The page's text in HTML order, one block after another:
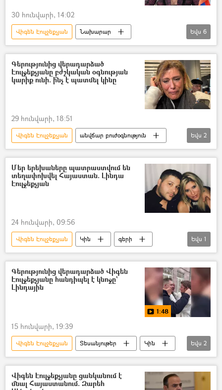
30 հունվարի, 14:02
Վիգեն Էուլջեքչյան
Նախարար
Անահիտ Ավանեսյան
Արցախ
հայ
Բռնի տեղահանված
Վագիֆ Խաչատրյան
Լինդա Էուլջեքչյան
Եվս 6
Գերությունից վերադարձած
Էուլջեքչյանը բժշկական օգնության
կարիք ունի. ի՞նչ է պատմել կինը
29 հունվարի, 18:51
Վիգեն Էուլջեքչյան
անվճար բուժօգնություն
Լինդա Էուլջեքչյան
գերի
Եվս 2
Մեր երեխաները պատրաստվում են
տեղափոխվել Հայաստան. Լինդա
Էուլջեքչյան
24 հունվարի, 09:56
Վիգեն Էուլջեքչյան Կին
գերի
Հայ գերիներ, անհետ կորածներ
Եվս 1
Գերությունից վերադարձած Վիգեն
Էուլջեքչյանը հանդիպել է կնոջը`
Լինդային
1:48
15 հունվարի, 19:39
Վիգեն Էուլջեքչյան Տեսանյութեր
Կին
գերի
Ադրբեջան
Եվս 2
Վիգեն Էուլջեքչյանը ցանկանում է
մնալ Հայաստանում. Զարեհ